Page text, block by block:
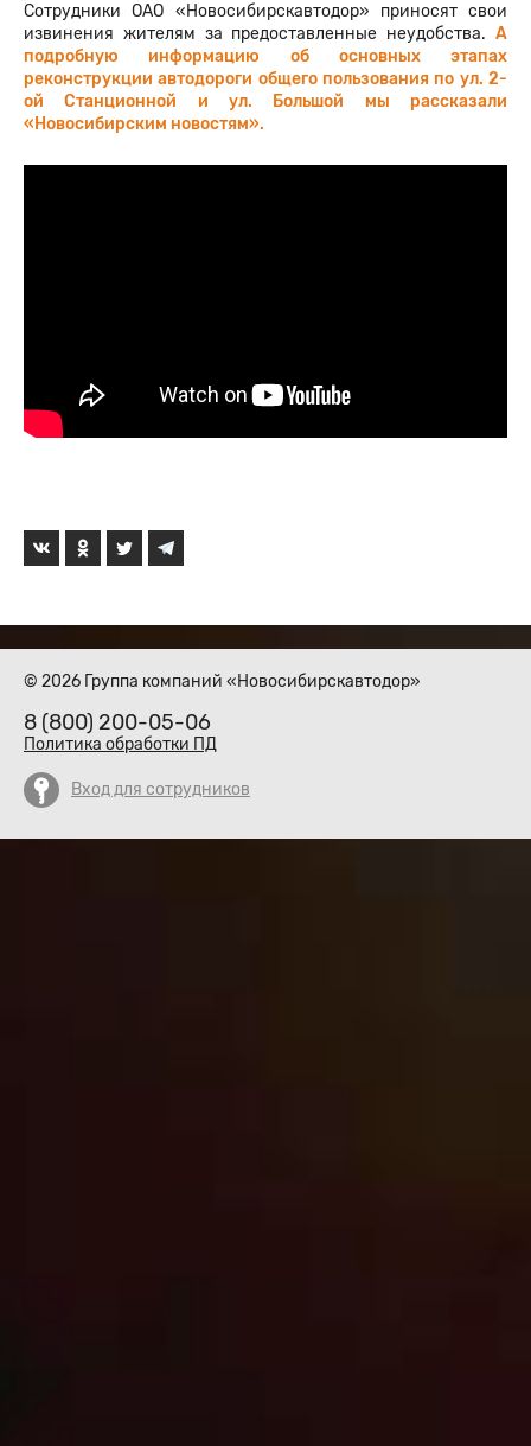
Сотрудники ОАО «Новосибирскавтодор» приносят свои
извинения жителям за предоставленные неудобства. А
подробную информацию об основных этапах
реконструкции автодороги общего пользования по ул. 2-
ой Станционной и ул. Большой мы рассказали
«Новосибирским новостям».
© 2026 Группа компаний «Новосибирскавтодор»
8 (800) 200-05-06
Политика обработки ПД
Вход для сотрудников